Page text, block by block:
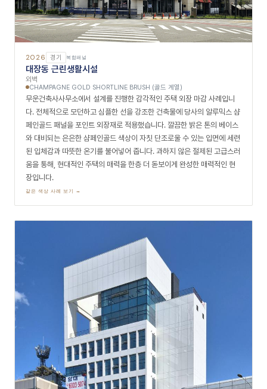
2026 경기 복합패널
대장동 근린생활시설
외벽
CHAMPAGNE GOLD SHORTLINE BRUSH (골드 계열)
무운건축사사무소에서 설계를 진행한 감각적인 주택 외장 마감 사례입니
다. 전체적으로 모던하고 심플한 선을 강조한 건축물에 당사의 알루믹스 샴
페인골드 패널을 포인트 외장재로 적용했습니다. 깔끔한 밝은 톤의 베이스
와 대비되는 은은한 샴페인골드 색상이 자칫 단조로울 수 있는 입면에 세련
된 입체감과 따뜻한 온기를 불어넣어 줍니다. 과하지 않은 절제된 고급스러
움을 통해, 현대적인 주택의 매력을 한층 더 돋보이게 완성한 매력적인 현
장입니다.
같은 색상 사례 보기 →